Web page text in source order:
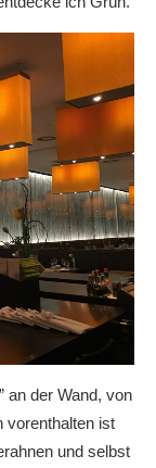
an der Wand, von
vorenthalten ist
und selbst